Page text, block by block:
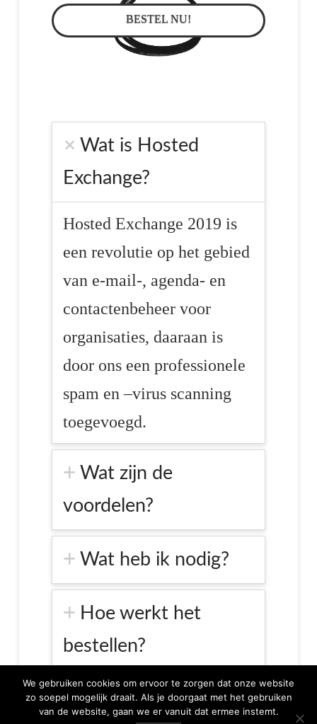
BESTEL NU!
Wat is Hosted
Exchange?
Hosted Exchange 2019 is
een revolutie op het gebied
van e-mail-, agenda- en
contactenbeheer voor
organisaties, daaraan is
door ons een professionele
spam en –virus scanning
toegevoegd.
Wat zijn de
voordelen?
Wat heb ik nodig?
Hoe werkt het
bestellen?
We gebruiken cookies om ervoor te zorgen dat onze website
zo soepel mogelijk draait. Als je doorgaat met het gebruiken
van de website, gaan we er vanuit dat ermee instemt.